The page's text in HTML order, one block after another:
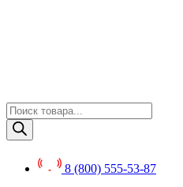
Поиск
товаров
8 (800) 555-53-87